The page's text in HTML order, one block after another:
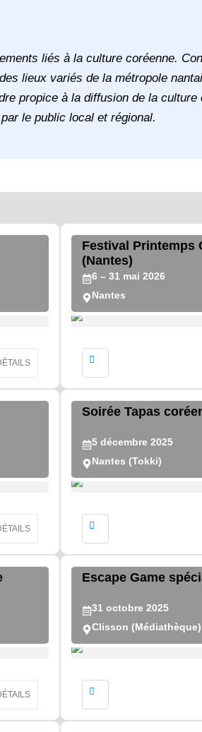
liés à la culture coréenne.
lieux variés de la métropole
propice à la diffusion de la culture
le public local et régional.
Festival Printemps
(Nantes)
6 – 31 mai 2026
Nantes
Soirée Tapas
5 décembre 2025
Nantes (Tokki)
Escape Game
31 octobre 2025
Clisson (Médiathèque)